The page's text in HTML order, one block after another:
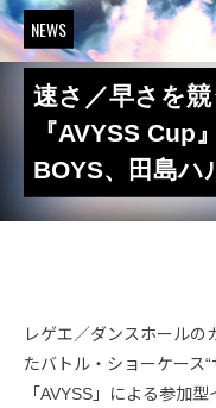
NEWS
速さ／早さを
『AVYSS Cup
BOYS、田島ハ
レゲエ／ダンスホールの
たバトル・ショーケース
「AVYSS」による参加